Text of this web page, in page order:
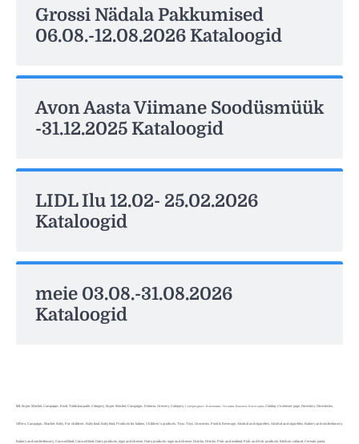
Grossi Nädala Pakkumised
06.08.-12.08.2026 Kataloogid
Avon Aasta Viimane Soodüsmüük
-31.12.2025 Kataloogid
LIDL Ilu 12.02- 25.02.2026
Kataloogid
meie 03.08.-31.08.2026
Kataloogid
lidl, Super Market, Campaign, Eesti, Toidukaupade, Category, Super Market, Campaign, Estonia, Grocery, Category, Супермаркет, Кампания, Эстония, Бакалея, Категория, Catalog, Customer page, Directory, Directories,
Offers, Campaign, Market, Baby, For children, Baby food, Baby food, Products for babies, Children's products, Toys, Toys, Groceries, Food & Beverage, Alcohol and cigarettes, Alcohol and cigarettes, Bakery and confectionery,
Bakery and confectionery, Canned food, Canned food, Dairy products, eggs and cheese, Dairy products, eggs and cheese, Drinks, Drinks, Fish and seafood, Fish and fish products, Kitchen cabinet, Cereals, pasta,